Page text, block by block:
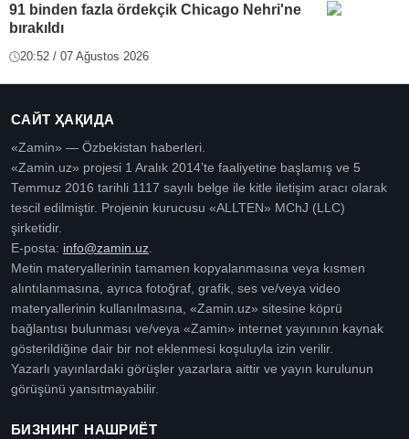
91 binden fazla ördekçik Chicago Nehri'ne
bırakıldı
20:52 / 07 Ağustos 2026
САЙТ ҲАҚИДА
«Zamin» — Özbekistan haberleri.
«Zamin.uz» projesi 1 Aralık 2014’te faaliyetine başlamış ve 5
Temmuz 2016 tarihli 1117 sayılı belge ile kitle iletişim aracı olarak
tescil edilmiştir. Projenin kurucusu «ALLTEN» MChJ (LLC)
şirketidir.
E-posta: info@zamin.uz.
Metin materyallerinin tamamen kopyalanmasına veya kısmen
alıntılanmasına, ayrıca fotoğraf, grafik, ses ve/veya video
materyallerinin kullanılmasına, «Zamin.uz» sitesine köprü
bağlantısı bulunması ve/veya «Zamin» internet yayınının kaynak
gösterildiğine dair bir not eklenmesi koşuluyla izin verilir.
Yazarlı yayınlardaki görüşler yazarlara aittir ve yayın kurulunun
görüşünü yansıtmayabilir.
БИЗНИНГ НАШРИЁТ